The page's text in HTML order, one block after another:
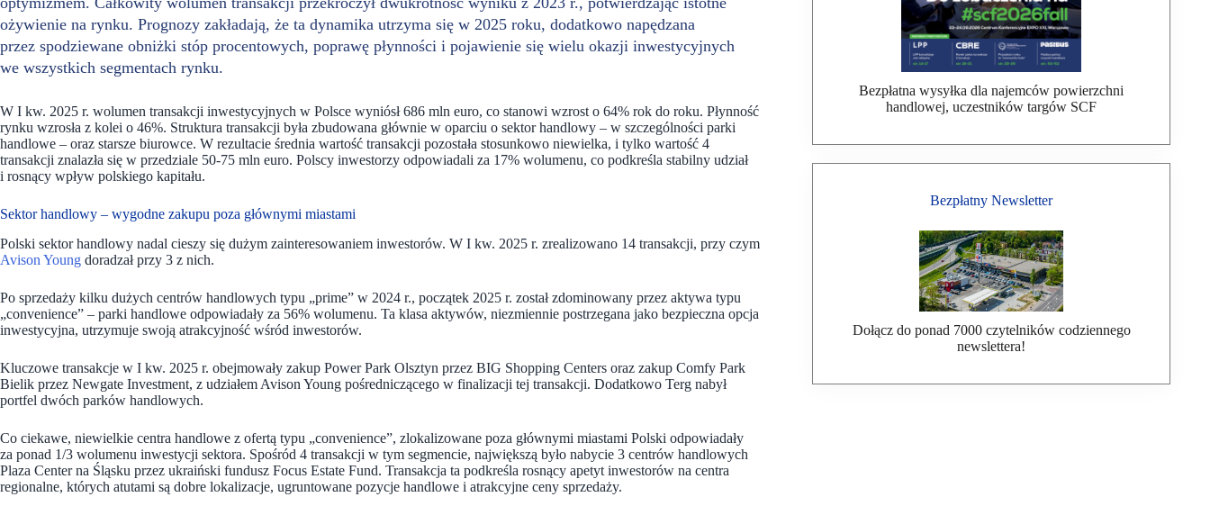
ożywienie na rynku. Prognozy zakładają, że ta dynamika utrzyma się w 2025 roku, dodatkowo napędzana
przez spodziewane obniżki stóp procentowych, poprawę płynności i pojawienie się wielu okazji inwestycyjnych
we wszystkich segmentach rynku.
W I kw. 2025 r. wolumen transakcji inwestycyjnych w Polsce wyniósł 686 mln euro, co stanowi wzrost o 64% rok do roku. Płynność
rynku wzrosła z kolei o 46%. Struktura transakcji była zbudowana głównie w oparciu o sektor handlowy – w szczególności parki
handlowe – oraz starsze biurowce. W rezultacie średnia wartość transakcji pozostała stosunkowo niewielka, i tylko wartość 4
transakcji znalazła się w przedziale 50-75 mln euro. Polscy inwestorzy odpowiadali za 17% wolumenu, co podkreśla stabilny udział
i rosnący wpływ polskiego kapitału.
Sektor handlowy – wygodne zakupu poza głównymi miastami
Polski sektor handlowy nadal cieszy się dużym zainteresowaniem inwestorów. W I kw. 2025 r. zrealizowano 14 transakcji, przy czym
Avison Young doradzał przy 3 z nich.
Po sprzedaży kilku dużych centrów handlowych typu „prime” w 2024 r., początek 2025 r. został zdominowany przez aktywa typu
„convenience” – parki handlowe odpowiadały za 56% wolumenu. Ta klasa aktywów, niezmiennie postrzegana jako bezpieczna opcja
inwestycyjna, utrzymuje swoją atrakcyjność wśród inwestorów.
Kluczowe transakcje w I kw. 2025 r. obejmowały zakup Power Park Olsztyn przez BIG Shopping Centers oraz zakup Comfy Park
Bielik przez Newgate Investment, z udziałem Avison Young pośredniczącego w finalizacji tej transakcji. Dodatkowo Terg nabył
portfel dwóch parków handlowych.
Co ciekawe, niewielkie centra handlowe z ofertą typu „convenience”, zlokalizowane poza głównymi miastami Polski odpowiadały
za ponad 1/3 wolumenu inwestycji sektora. Spośród 4 transakcji w tym segmencie, największą było nabycie 3 centrów handlowych
Plaza Center na Śląsku przez ukraiński fundusz Focus Estate Fund. Transakcja ta podkreśla rosnący apetyt inwestorów na centra
regionalne, których atutami są dobre lokalizacje, ugruntowane pozycje handlowe i atrakcyjne ceny sprzedaży.
Bezpłatna wysyłka dla najemców powierzchni
handlowej, uczestników targów SCF
Bezpłatny Newsletter
Dołącz do ponad 7000 czytelników codziennego
newslettera!